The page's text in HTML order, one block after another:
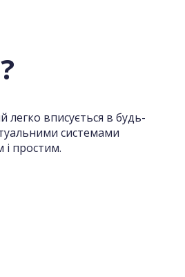
легко вписується в будь-
системами
і простим.